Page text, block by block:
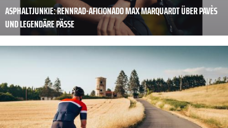
ASPHALTJUNKIE: RENNRAD-AFICIONADO MAX MARQUARDT ÜBER PAVÈS
UND LEGENDÄRE PÄSSE